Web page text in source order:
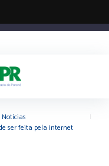
Notícias
ser feita pela internet